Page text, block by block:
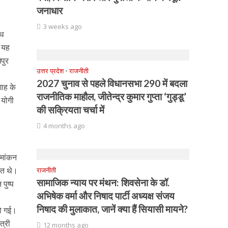
के
थे।
गई।
जनाधार
3 weeks ago
उत्तर प्रदेश • राजनीती
2027 चुनाव से पहले विधानसभा 290 में बदला
राजनीतिक माहौल, जीतेन्द्र कुमार गुप्ता ‘गुड्डू’
की सक्रियता चर्चा में
4 months ago
राजनीती
सामाजिक न्याय पर मंथन: शिवसेना के डॉ.
अभिषेक वर्मा और निषाद पार्टी अध्यक्ष संजय
निषाद की मुलाकात, जानें क्या हैं सियासी मायने?
12 months ago